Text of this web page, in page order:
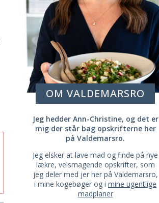
OM VALDEMARSRO
Jeg hedder Ann-Christine, og det er
mig der står bag opskrifterne her
på Valdemarsro.
Jeg elsker at lave mad og finde på nye
lækre, velsmagende opskrifter, som
jeg deler med jer her på Valdemarsro,
i mine kogebøger og i mine ugentlige
madplaner